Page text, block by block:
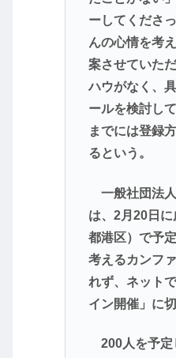
ーしてくださ
んの心情を考
案させていた
ハウがなく、
ールを検討し
までには登録
るという。
一般社団法人
は、2月20日
都港区）で予
考えるカンフ
れず、ネット
イン開催」に
200人を予定